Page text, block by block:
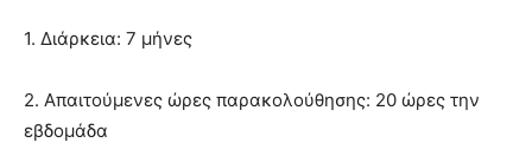
1. Διάρκεια: 7 μήνες
2. Απαιτούμενες ώρες παρακολούθησης: 20 ώρες την
εβδομάδα